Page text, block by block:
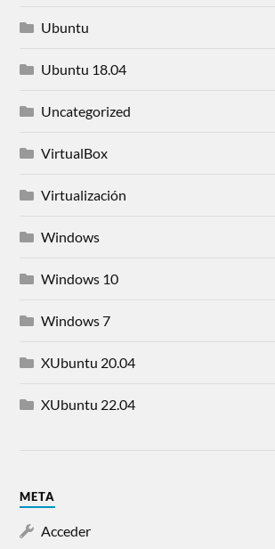
Ubuntu
Ubuntu 18.04
Uncategorized
VirtualBox
Virtualización
Windows
Windows 10
Windows 7
XUbuntu 20.04
XUbuntu 22.04
META
Acceder